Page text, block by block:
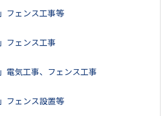
フェンス工事等
フェンス工事
電気工事、フェンス工事
フェンス設置等